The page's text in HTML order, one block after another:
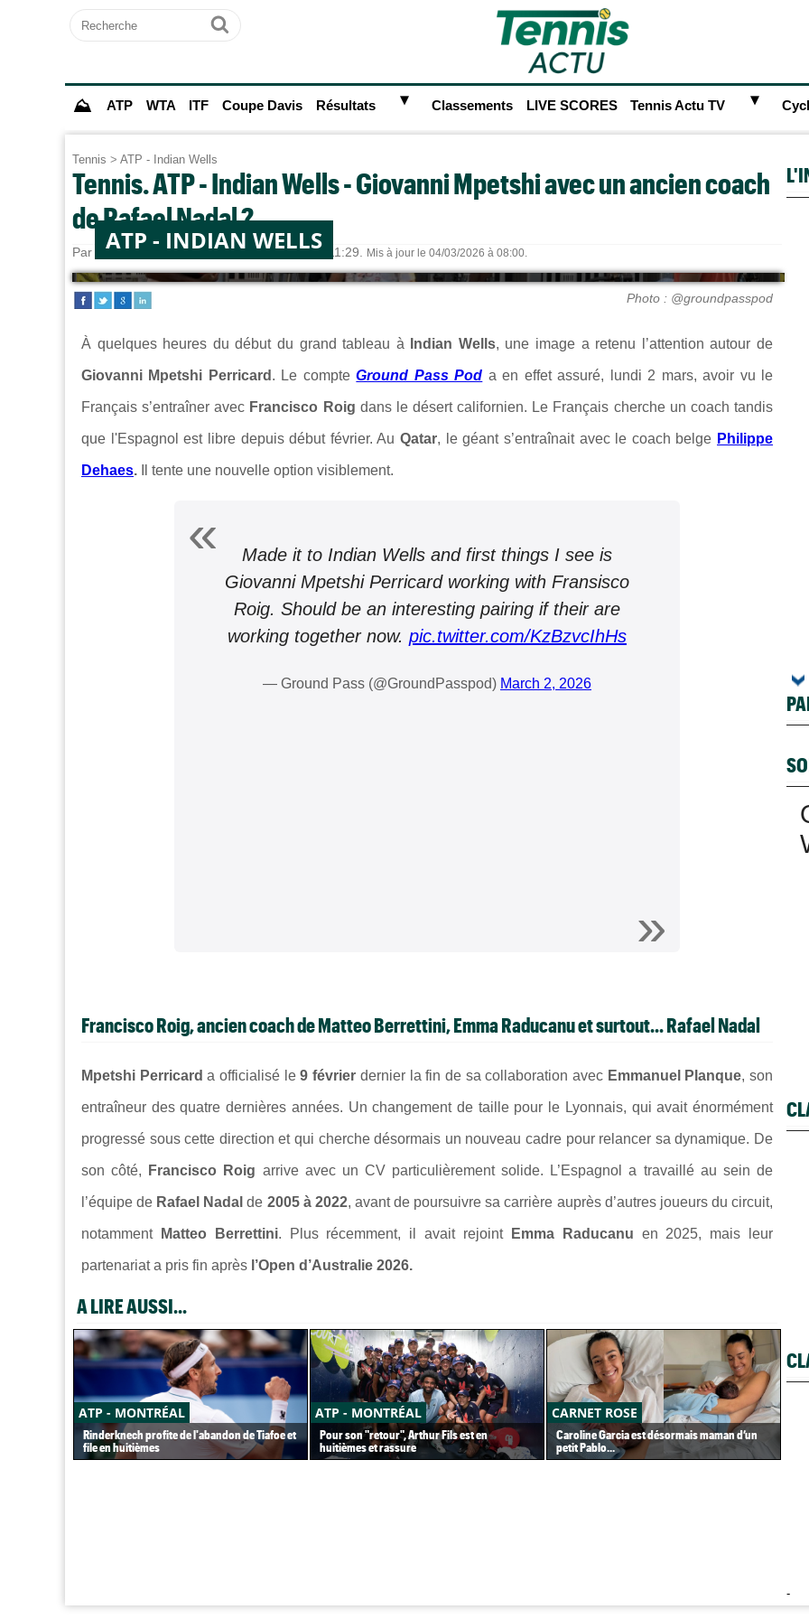
Recherche
Ok
⛰ ATP WTA ITF Coupe Davis Résultats ► Classements LIVE SCORES Tennis Actu TV ►
Tennis > ATP - Indian Wells
Tennis. ATP - Indian Wells - Giovanni Mpetshi avec un ancien coach
de Rafael Nadal ?
Par Alexandre HERCHEUX le 03/03/2026 à 11:29. Mis à jour le 04/03/2026 à 08:00.
ATP - INDIAN WELLS
Photo : @groundpasspod
À quelques heures du début du grand tableau à Indian Wells, une image a retenu l’attention autour de
Giovanni Mpetshi Perricard . Le compteGround Pass Pod a en effet assuré, lundi 2 mars, avoir vu le
Français s’entraîner avec Francisco Roig dans le désert californien. Le Français cherche un coach tandis
que l'Espagnol est libre depuis début février. Au Qatar, le géant s’entraînait avec le coach belge Philippe
Dehaes. Il tente une nouvelle option visiblement.
Made it to Indian Wells and first things I see is
Giovanni Mpetshi Perricard working with Fransisco
Roig. Should be an interesting pairing if their are
working together now. pic.twitter.com/KzBzvcIhHs
— Ground Pass (@GroundPasspod) March 2, 2026
Francisco Roig, ancien coach de Matteo Berrettini, Emma Raducanu et surtout... Rafael Nadal
Mpetshi Perricard a officialisé le9 février dernier la fin de sa collaboration avec Emmanuel Planque, son
entraîneur des quatre dernières années. Un changement de taille pour le Lyonnais, qui avait énormément
progressé sous cette direction et qui cherche désormais un nouveau cadre pour relancer sa dynamique. De
son côté, Francisco Roig arrive avec un CV particulièrement solide. L’Espagnol a travaillé au sein de
l’équipe de Rafael Nadal de 2005 à 2022, avant de poursuivre sa carrière auprès d’autres joueurs du circuit,
notamment Matteo Berrettini. Plus récemment, il avait rejoint Emma Raducanu en 2025, mais leur
partenariat a pris fin après l’Open d’Australie 2026.
A LIRE AUSSI...
ATP - MONTRÉAL
Rinderknech profite de l'abandon de Tiafoe et
file en huitièmes
ATP - MONTRÉAL
Pour son "retour", Arthur Fils est en
huitièmes et rassure
CARNET ROSE
Caroline Garcia est désormais maman d’un
petit Pablo...
-